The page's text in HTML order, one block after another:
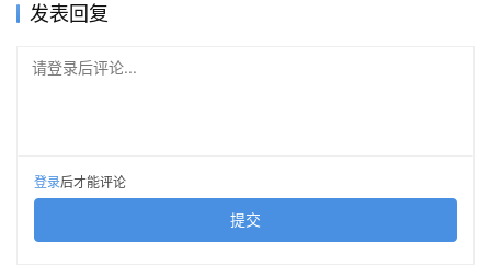
发表回复
请登录后评论...
登录后才能评论
提交